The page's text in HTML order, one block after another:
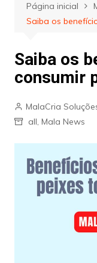
Página inicial
Saiba os
Saiba os
consumir
MalaCria
all, Mala News